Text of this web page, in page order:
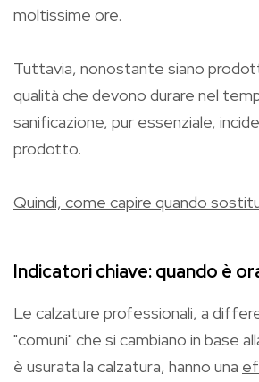
moltissime ore.
Tuttavia, nonostante siano
qualità che devono durare nel
sanificazione, pur essenziale,
prodotto.
Quindi, come capire quando
Indicatori chiave: quando è
Le calzature professionali, a
"comuni" che si cambiano in base
è usurata la calzatura, hanno una